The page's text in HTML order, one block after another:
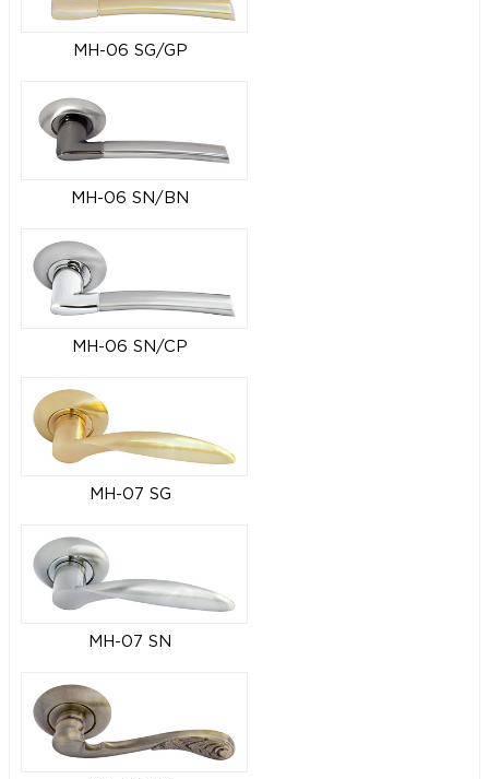
MH-06 SG/GP
MH-06 SN/BN
MH-06 SN/CP
MH-07 SG
MH-07 SN